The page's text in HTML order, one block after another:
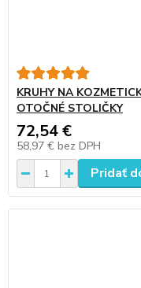
KRUHY NA
OTOČNÉ STOLIČKY
72,54 €
58,97 € bez DPH
Pridať